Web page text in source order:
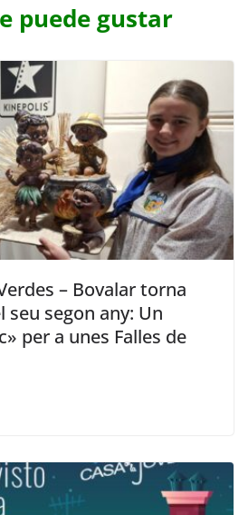
puede gustar
– Bovalar torna
seu segon any: Un
per a unes Falles de